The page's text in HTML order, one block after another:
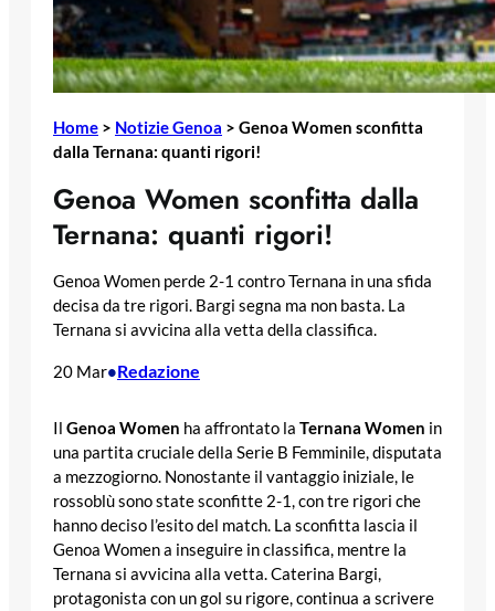
Home > Notizie Genoa > Genoa Women sconfitta
dalla Ternana: quanti rigori!
Genoa Women sconfitta dalla
Ternana: quanti rigori!
Genoa Women perde 2-1 contro Ternana in una sfida
decisa da tre rigori. Bargi segna ma non basta. La
Ternana si avvicina alla vetta della classifica.
20 Mar•Redazione
Il Genoa Women ha affrontato la Ternana Women in
una partita cruciale della Serie B Femminile, disputata
a mezzogiorno. Nonostante il vantaggio iniziale, le
rossoblù sono state sconfitte 2-1, con tre rigori che
hanno deciso l’esito del match. La sconfitta lascia il
Genoa Women a inseguire in classifica, mentre la
Ternana si avvicina alla vetta. Caterina Bargi,
protagonista con un gol su rigore, continua a scrivere